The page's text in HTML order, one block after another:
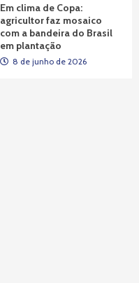
Em clima de Copa:
agricultor faz mosaico
com a bandeira do Brasil
em plantação
8 de junho de 2026